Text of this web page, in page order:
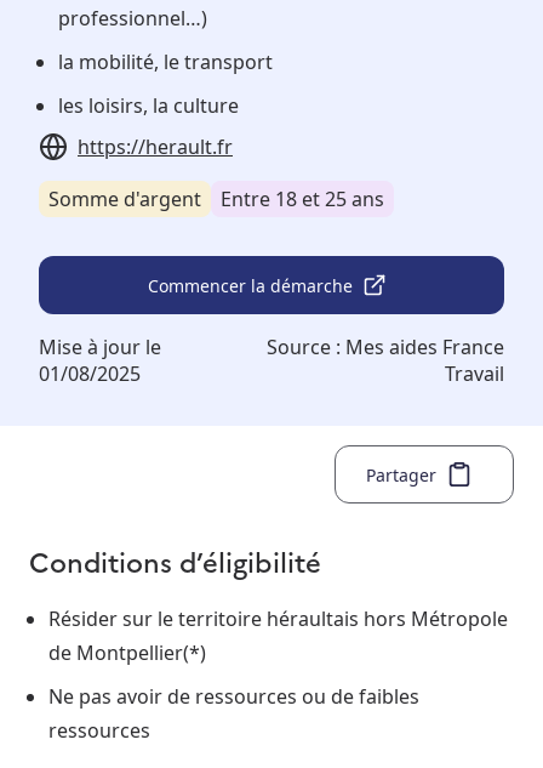
professionnel…)
la mobilité, le transport
les loisirs, la culture
https://herault.fr
Somme d'argent
Entre 18 et 25 ans
Commencer la démarche
Mise à jour le
01/08/2025
Source : Mes aides France
Travail
Partager
Conditions d’éligibilité
Résider sur le territoire héraultais hors Métropole
de Montpellier(*)
Ne pas avoir de ressources ou de faibles
ressources